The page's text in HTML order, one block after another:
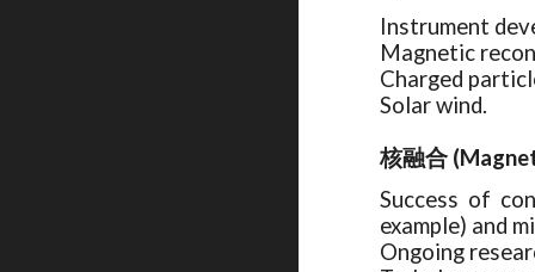
Instrument
Magnetic
Charged
Solar wind.
核融合
Success of
example) and
Ongoing